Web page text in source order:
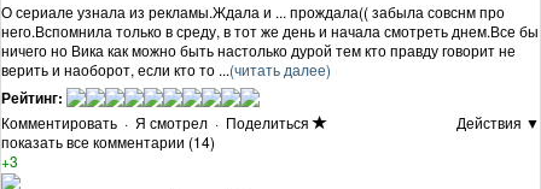
О сериале узнала из рекламы.Ждала и ... прождала(( забыла совснм про
него.Вспомнила только в среду, в тот же день и начала смотреть днем.Все бы
ничего но Вика как можно быть настолько дурой тем кто правду говорит не
верить и наоборот, если кто то ...(читать далее)
Рейтинг:
Комментировать · Я смотрел · Поделиться
Действия ▼
показать все комментарии (14)
+3